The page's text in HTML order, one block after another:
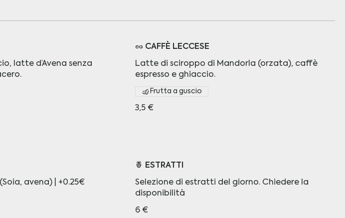
latte d’Avena senza
🥜 CAFFÈ LECCESE
Latte di sciroppo di Mandorla (orzata), caffè
espresso e ghiaccio.
3,5 €
Frutta a guscio
avena) | +0.25€
🍍 ESTRATTI
Selezione di estratti del giorno. Chiedere la
disponibilità
6 €